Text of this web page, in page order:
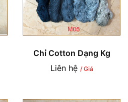
Chỉ Cotton Dạng Kg
Liên hệ / Giá